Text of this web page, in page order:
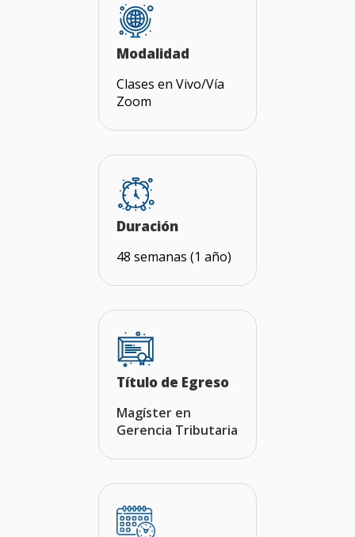
Modalidad
Clases en Vivo/Vía
Zoom
Duración
48 semanas (1 año)
Título de Egreso
Magíster en
Gerencia Tributaria